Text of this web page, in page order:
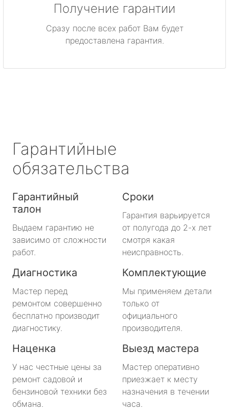
Получение гарантии
Сразу после всех работ Вам будет
предоставлена гарантия.
Гарантийные
обязательства
Гарантийный
талон
Выдаем гарантию не
зависимо от сложности
работ.
Сроки
Гарантия варьируется
от полугода до 2-х лет
смотря какая
неисправность.
Диагностика
Мастер перед
ремонтом совершенно
бесплатно производит
диагностику.
Комплектующие
Мы применяем детали
только от
официального
производителя.
Наценка
У нас честные цены за
ремонт садовой и
бензиновой техники без
обмана.
Выезд мастера
Мастер оперативно
приезжает к месту
назначения в течении
часа.